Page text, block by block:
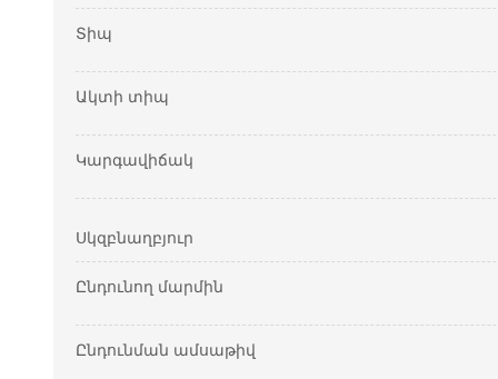
Տիպ
Ակտի տիպ
Կարգավիճակ
Սկզբնաղբյուր
Ընդունող մարմին
Ընդունման ամսաթիվ